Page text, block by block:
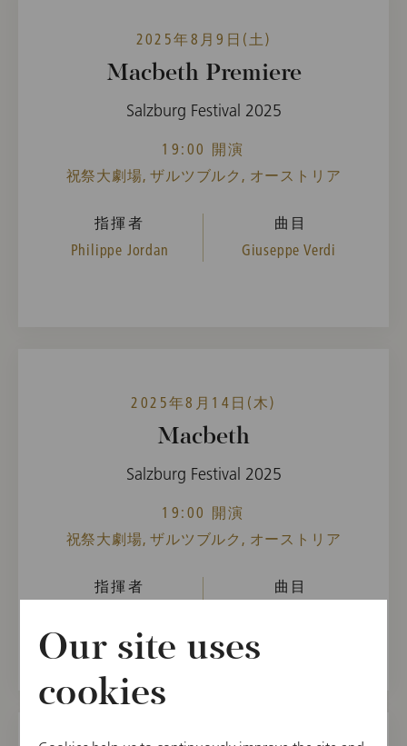
2025年8月9日(土)
Macbeth Premiere
Salzburg Festival 2025
19:00 開演
祝祭大劇場, ザルツブルク, オーストリア
指揮者
Philippe Jordan
曲目
Giuseppe Verdi
2025年8月14日(木)
Macbeth
Salzburg Festival 2025
19:00 開演
祝祭大劇場, ザルツブルク, オーストリア
指揮者
曲目
Our site uses
cookies